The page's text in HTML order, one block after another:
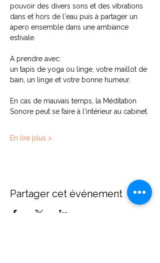
pouvoir des divers sons et des vibrations
dans et hors de l'eau puis à partager un
apero ensemble dans une ambiance
estivale.
A prendre avec:
un tapis de yoga ou linge, votre maillot de
bain, un linge et votre bonne humeur.
En cas de mauvais temps, la Méditation
Sonore peut se faire à l'intérieur au cabinet.
En lire plus >
Partager cet événement